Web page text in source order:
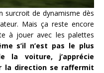
surcroit de dynamisme dès
Mais ça reste encore
à jouer avec les palettes
s’il n’est pas le plus
la voiture, j’apprécie
la direction se raffermit